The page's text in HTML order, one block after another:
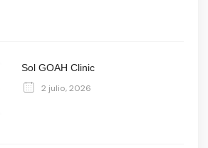
Sol GOAH Clinic
2 julio, 2026